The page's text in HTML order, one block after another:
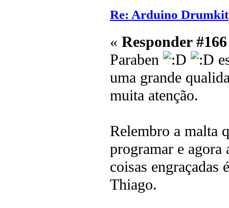
Re: Arduino Drumkit
« Responder
Paraben
uma grande
muita atenção.
Relembro a malta
programar e agora
coisas engraçadas
Thiago.